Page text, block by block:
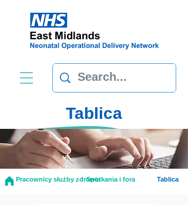
Tablica
Pracownicy służby zdrowiaSpotkania i fora Tablica